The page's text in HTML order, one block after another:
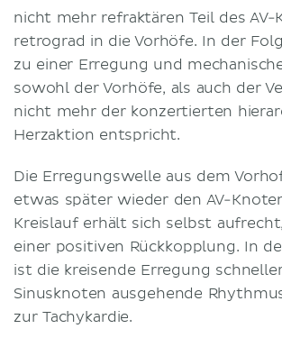
nicht mehr refraktären Teil des AV-
retrograd in die Vorhöfe. In der
zu einer Erregung und
sowohl der Vorhöfe, als auch der
nicht mehr der konzertierten
Herzaktion entspricht.
Die Erregungswelle aus dem
etwas später wieder den AV-
Kreislauf erhält sich selbst
einer positiven Rückkopplung. In
ist die kreisende Erregung
Sinusknoten ausgehende
zur Tachykardie.